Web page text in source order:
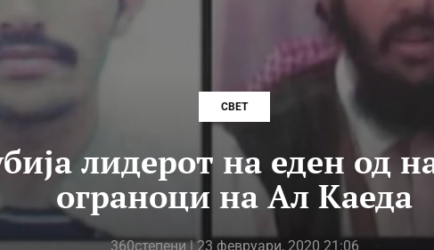
СВЕТ
лидерот на еден од
ограноци на Ал Каеда
360степени| 23 февруари, 2020 21:06